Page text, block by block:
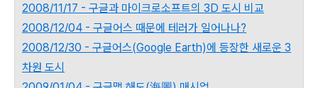
2008/11/17 - 구글과 마이크로소프트의 3D 도시 비교
2008/12/04 - 구글어스 때문에 테러가 일어나나?
2008/12/30 - 구글어스(Google Earth)에 등장한 새로운 3
차원 도시